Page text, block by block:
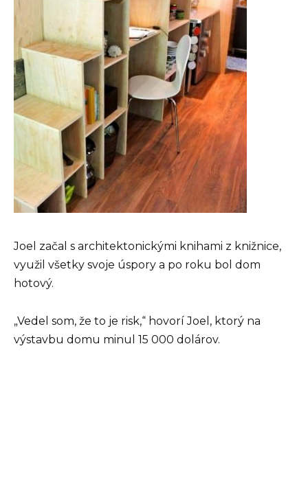
Joel začal s architektonickými knihami z knižnice,
využil všetky svoje úspory a po roku bol dom
hotový.
„Vedel som, že to je risk,“ hovorí Joel, ktorý na
výstavbu domu minul 15 000 dolárov.